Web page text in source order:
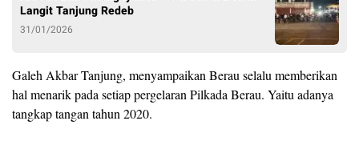
Langit Tanjung Redeb
31/01/2026
Galeh Akbar Tanjung, menyampaikan Berau selalu memberikan
hal menarik pada setiap pergelaran Pilkada Berau. Yaitu adanya
tangkap tangan tahun 2020.